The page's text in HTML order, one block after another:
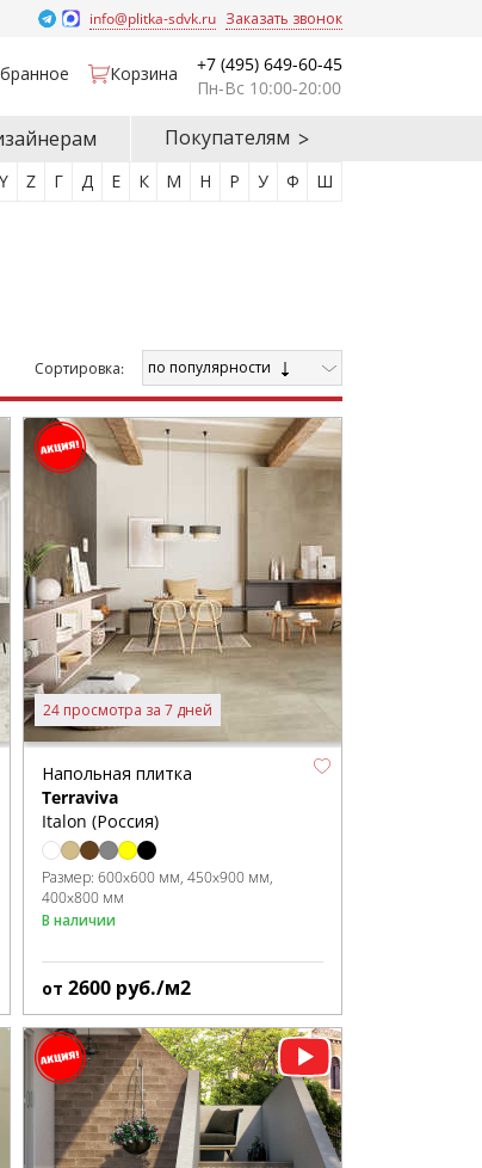
info@plitka-sdvk.ru Заказать звонок
Корзина
+7 (495) 649-60-45
Пн-Вс 10:00-20:00
Покупателям
Y Z Г Д Е К М Н Р У Ф Ш
Cортировка: по популярности
24 просмотра за 7 дней
Напольная плитка
Terraviva
Italon (Россия)
Размер: 600x600 мм 450x900 мм
400x800 мм
В наличии
от 2600 руб./м2